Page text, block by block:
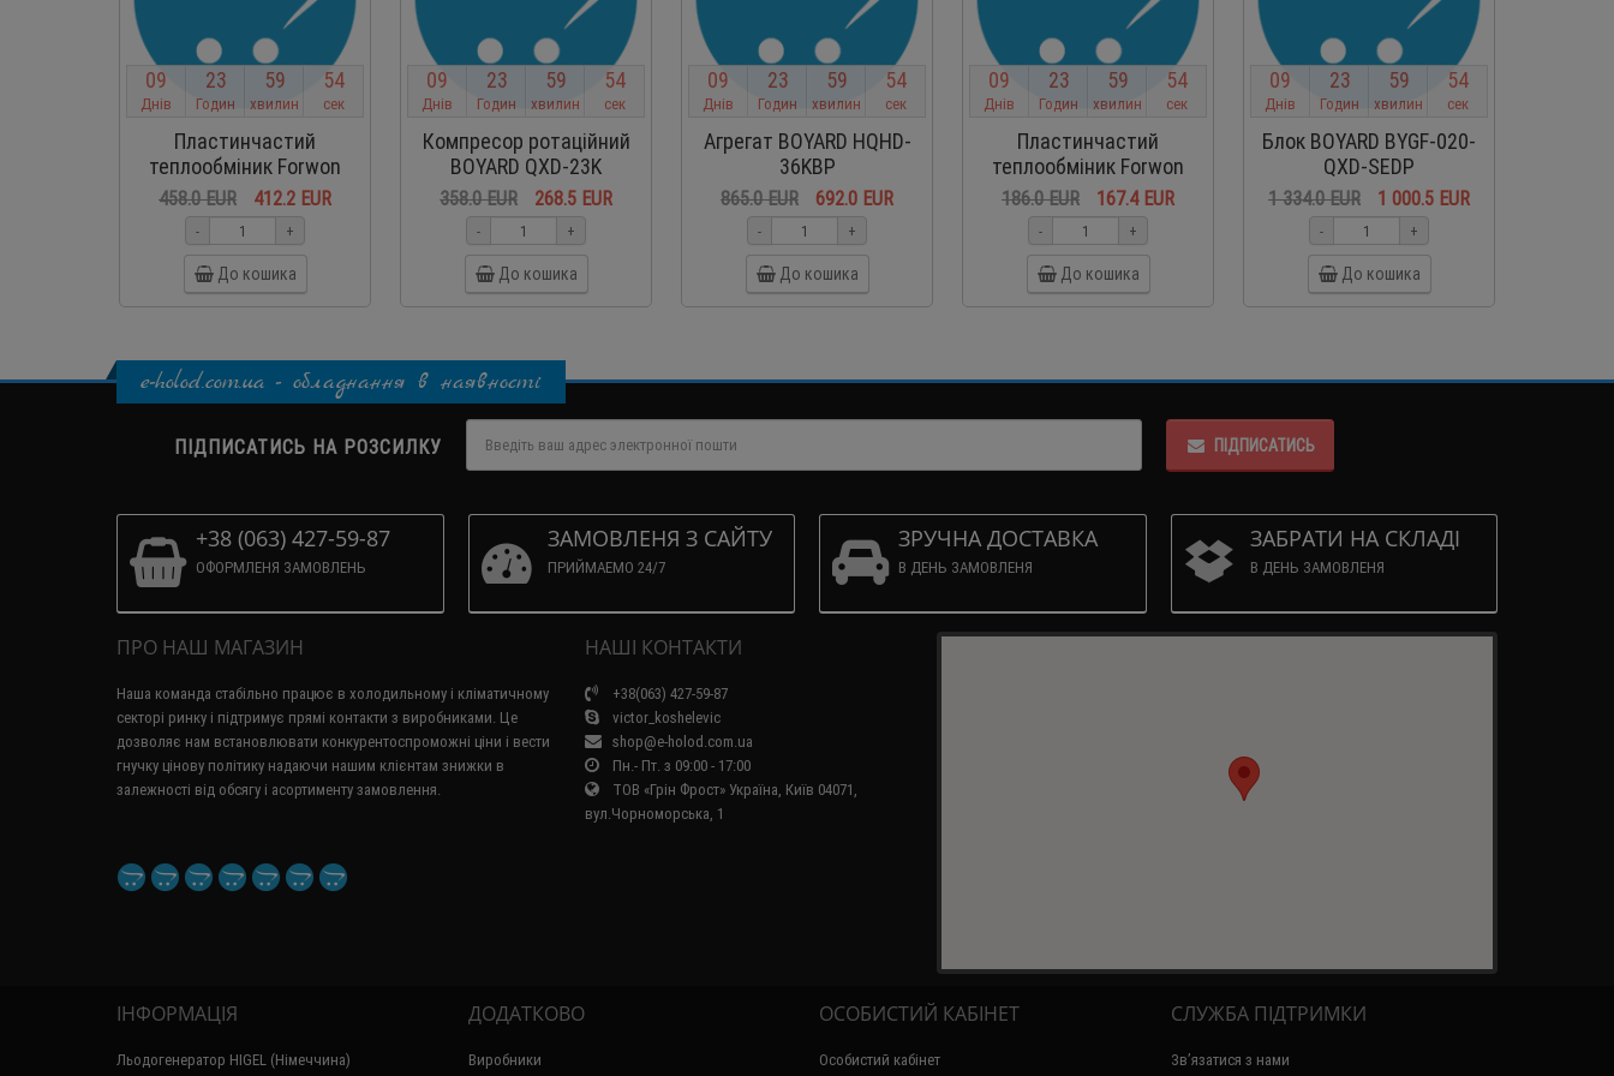
09
Днів
23
Годин
59
хвилин
54
сек
Пластинчастий
теплообміник Forwon
FHC060-50
458.0 EUR 412.2 EUR
- +
До кошика
09
Днів
23
Годин
59
хвилин
54
сек
Компресор ротаційний
BOYARD QXD-23K
358.0 EUR 268.5 EUR
- +
До кошика
09
Днів
23
Годин
59
хвилин
54
сек
Агрегат BOYARD HQHD-
36KBP
865.0 EUR 692.0 EUR
- +
До кошика
09
Днів
23
Годин
59
хвилин
54
сек
Пластинчастий
теплообміник Forwon
FHC060-10
186.0 EUR 167.4 EUR
- +
До кошика
09
Днів
23
Годин
59
хвилин
54
сек
Блок BOYARD BYGF-020-
QXD-SEDP
1 334.0 EUR 1 000.5 EUR
- +
До кошика
e-holod.com.ua - обладнання в наявності
ПІДПИСАТИСЬ НА РОЗСИЛКУ ПІДПИСАТИСЬ
+38 (063) 427-59-87
ОФОРМЛЕНЯ ЗАМОВЛЕНЬ
ЗАМОВЛЕНЯ З САЙТУ
ПРИЙМАЕМО 24/7
ЗРУЧНА ДОСТАВКА
В ДЕНЬ ЗАМОВЛЕНЯ
ЗАБРАТИ НА СКЛАДІ
В ДЕНЬ ЗАМОВЛЕНЯ
ПРО НАШ МАГАЗИН
Наша команда стабільно працює в холодильному і кліматичному
секторі ринку і підтримує прямі контакти з виробниками. Це
дозволяє нам встановлювати конкурентоспроможні ціни і вести
гнучку цінову політику надаючи нашим клієнтам знижки в
залежності від обсягу і асортименту замовлення.
НАШІ КОНТАКТИ
+38(063) 427-59-87
victor_koshelevic
shop@e-holod.com.ua
Пн.- Пт. з 09:00 - 17:00
ТОВ «Грін Фрост» Україна, Київ 04071,
вул.Чорноморська, 1
ІНФОРМАЦІЯ
Льодогенератор HIGEL (Німеччина)
ДОДАТКОВО
Виробники
ОСОБИСТИЙ КАБІНЕТ
Особистий кабінет
СЛУЖБА ПІДТРИМКИ
Зв’язатися з нами